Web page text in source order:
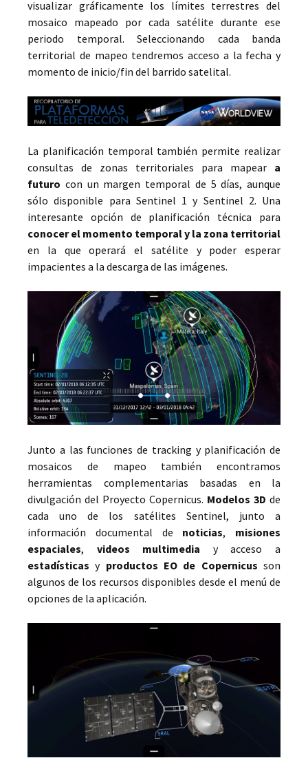
visualizar gráficamente los límites terrestres del
mosaico mapeado por cada satélite durante ese
periodo temporal. Seleccionando cada banda
territorial de mapeo tendremos acceso a la fecha y
momento de inicio/fin del barrido satelital.
La planificación temporal también permite realizar
consultas de zonas territoriales para mapear a
futuro con un margen temporal de 5 días, aunque
sólo disponible para Sentinel 1 y Sentinel 2. Una
interesante opción de planificación técnica para
conocer el momento temporal y la zona territorial
en la que operará el satélite y poder esperar
impacientes a la descarga de las imágenes.
Junto a las funciones de tracking y planificación de
mosaicos de mapeo también encontramos
herramientas complementarias basadas en la
divulgación del Proyecto Copernicus. Modelos 3D de
cada uno de los satélites Sentinel, junto a
información documental de noticias, misiones
espaciales, videos multimedia y acceso a
estadísticas y productos EO de Copernicus son
algunos de los recursos disponibles desde el menú de
opciones de la aplicación.